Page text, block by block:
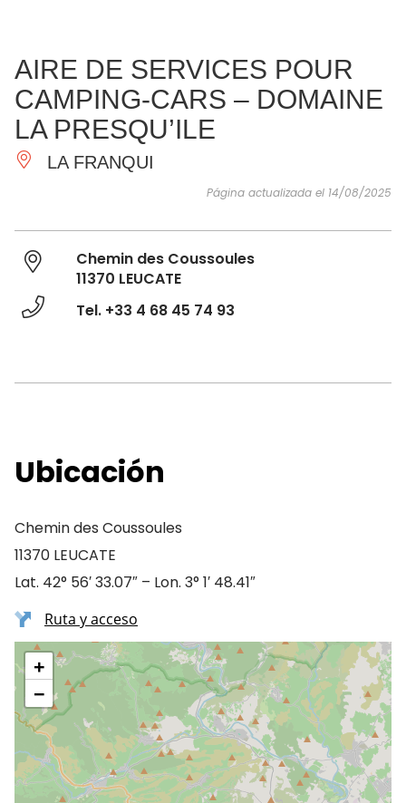
IMPRESCINDIBLES
HACER
INSPIRACIONES
AIRE DE SERVICES POUR
CAMPING-CARS – DOMAINE
LA PRESQU’ILE
LA FRANQUI
Página actualizada el 14/08/2025
Chemin des Coussoules
11370 LEUCATE
Tel. +33 4 68 45 74 93
Ubicación
Chemin des Coussoules
11370 LEUCATE
Lat. 42° 56′ 33.07″ – Lon. 3° 1′ 48.41″
Ruta y acceso
+
−